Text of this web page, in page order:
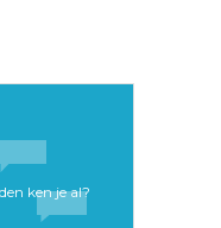
ken je al?